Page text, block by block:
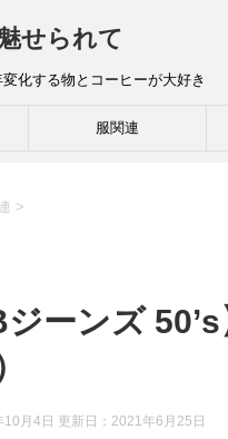
せられて
化する物とコーヒーが大好き
服関連
>
ジーンズ
月4日 更新日： 2021年6月25日